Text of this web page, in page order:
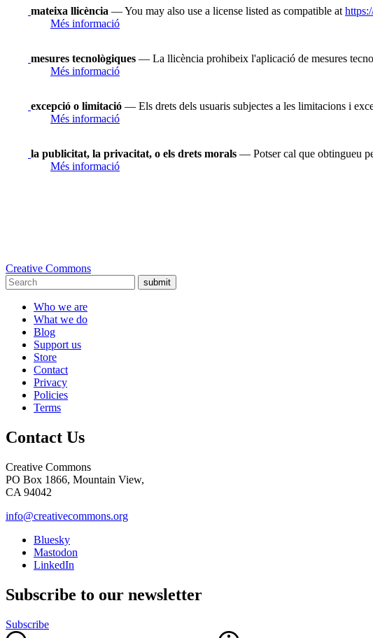
mateixa llicència — You may also use a license listed as compatible at
Més informació
mesures tecnològiques — La llicència prohibeix l'aplicació de mesures
Més informació
excepció o limitació — Els drets dels usuaris subjectes a les limitacions i
Més informació
la publicitat, la privacitat, o els drets morals — Potser cal que obtingueu
Més informació
Creative Commons
submit
Who we are
What we do
Blog
Support us
Store
Contact
Privacy
Policies
Terms
Contact Us
Creative Commons
PO Box 1866, Mountain View,
CA 94042
info@creativecommons.org
Bluesky
Mastodon
LinkedIn
Subscribe to our newsletter
Subscribe